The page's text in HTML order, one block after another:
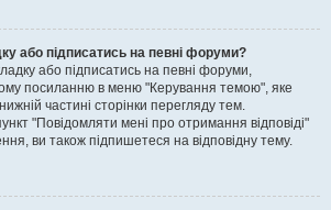
або підписатись на певні форуми?
або підписатись на певні форуми,
посиланню в меню "Керування темою", яке
частині сторінки перегляду тем.
"Повідомляти мені про отримання відповіді"
ви також підпишетеся на відповідну тему.